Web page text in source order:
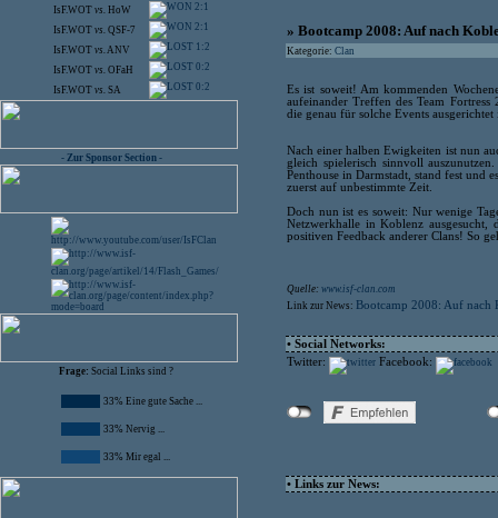
IsF.WOT vs. HoW 2:1
IsF.WOT vs. QSF-7 2:1
IsF.WOT vs.ANV 1:2
IsF.WOT vs. OFaH 0:2
IsF.WOT vs. SA 0:2
- Zur Sponsor Section -
Frage: Social Links sind ?
33% Eine gute Sache ...
33% Nervig ...
33% Mir egal ...
» Bootcamp 2008: Auf nach
Kategorie: Clan
Es ist soweit! Am kommenden
aufeinander Treffen des Team
die genau für solche Events ausgerichtet
Nach einer halben Ewigkeiten ist nun
gleich spielerisch sinnvoll
Penthouse in Darmstadt, stand fest und
zuerst auf unbestimmte Zeit.
Doch nun ist es soweit: Nur wenige
Netzwerkhalle in Koblenz ausgesucht,
positiven Feedback anderer Clans! So
Quelle: www.isf-clan.com
Link zur News: Bootcamp 2008: Auf nach
• Social Networks:
Twitter:
Facebook:
• Links zur News: